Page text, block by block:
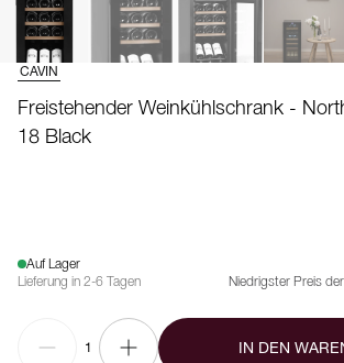
CAVIN
Freistehender Weinkühlschrank -
18 Black
Auf Lager
Lieferung in 2-6 Tagen
Niedrigster Preis
1 IN DEN